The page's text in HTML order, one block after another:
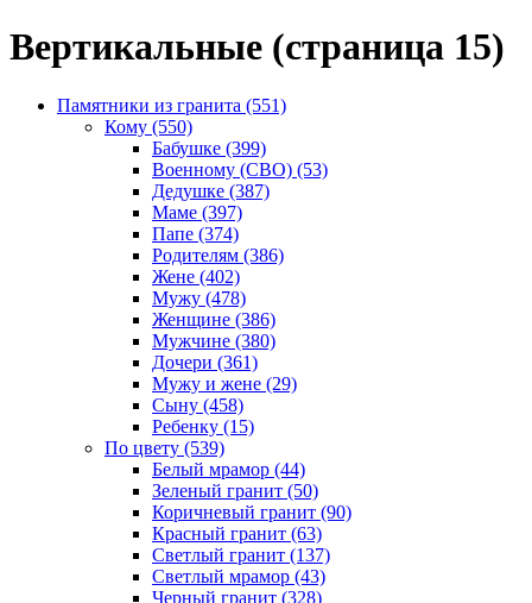
Вертикальные (страница 15)
Памятники из гранита (551)
Кому (550)
Бабушке (399)
Военному (СВО) (53)
Дедушке (387)
Маме (397)
Папе (374)
Родителям (386)
Жене (402)
Мужу (478)
Женщине (386)
Мужчине (380)
Дочери (361)
Мужу и жене (29)
Сыну (458)
Ребенку (15)
По цвету (539)
Белый мрамор (44)
Зеленый гранит (50)
Коричневый гранит (90)
Красный гранит (63)
Светлый гранит (137)
Светлый мрамор (43)
Черный гранит (328)